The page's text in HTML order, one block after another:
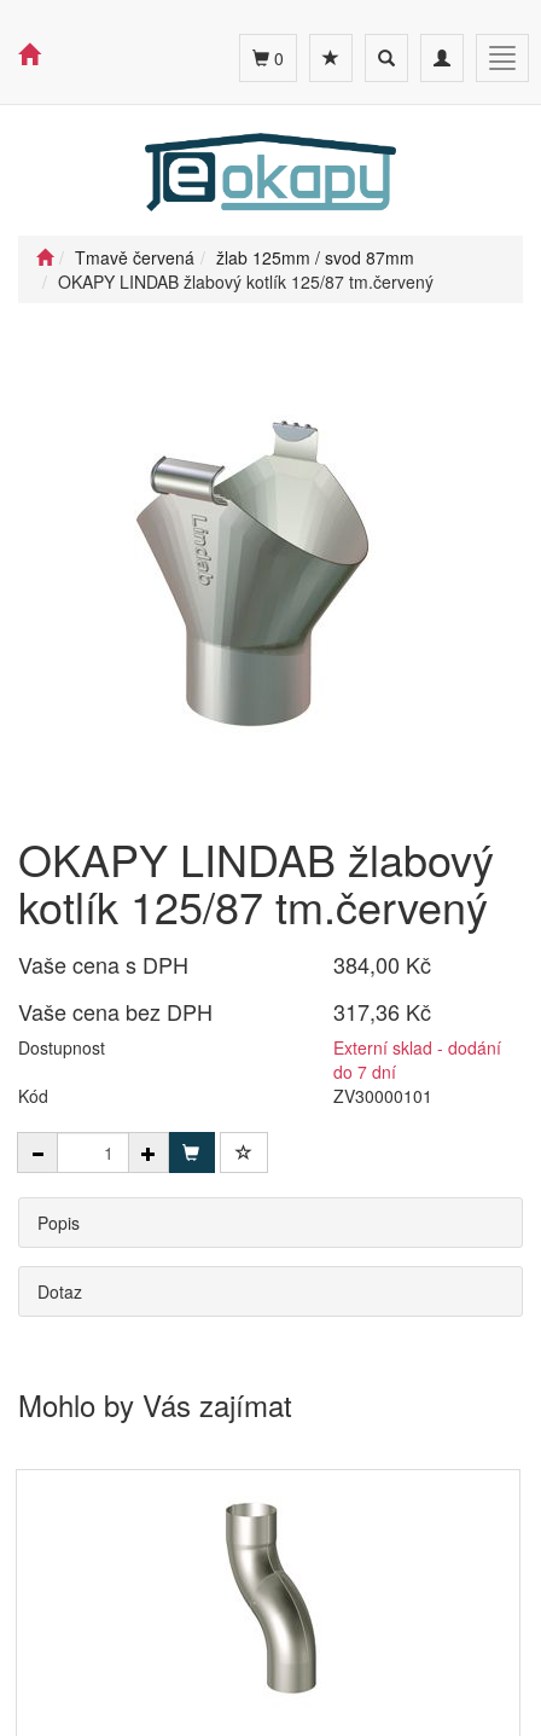
Toggle
navigation
Toggle
search
0
Tmavě červená
žlab 125mm / svod 87mm
OKAPY LINDAB žlabový kotlík 125/87 tm.červený
OKAPY LINDAB žlabový
kotlík 125/87 tm.červený
Vaše cena s DPH
384,00 Kč
Vaše cena bez DPH
317,36 Kč
Dostupnost
Externí sklad - dodání
do 7 dní
Kód
ZV30000101
Popis
Dotaz
Mohlo by Vás zajímat